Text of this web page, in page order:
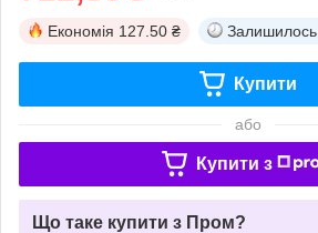
Економія 127.50 ₴ Залишилось
Купити
або
Купити з
Що таке купити з Пром?